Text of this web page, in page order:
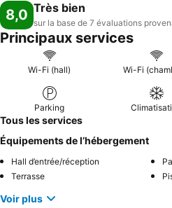
8,0 Très bien
sur la base de 7 évaluations
Principaux services
Wi-Fi (hall) Wi-Fi
Parking
Tous les services
Équipements de l’hébergement
Hall d’entrée/réception
Terrasse
Voir plus